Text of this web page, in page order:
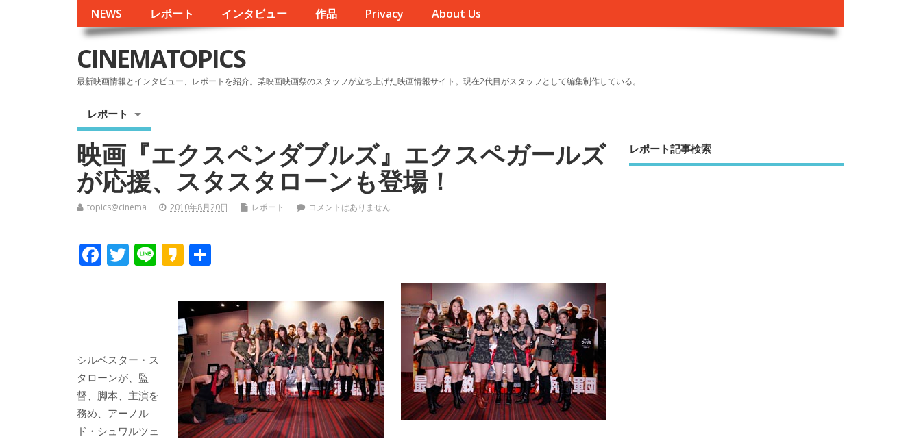
NEWS レポート インタビュー 作品 Privacy About Us
CINEMATOPICS
最新映画情報とインタビュー、レポートを紹介。某映画映画祭のスタッフが立ち上げた映画情報サイト。現在2代目がスタッフとして編集制作している。
レポート
映画『エクスペンダブルズ』エクスペガールズ
が応援、スタスタローンも登場！
topics@cinema 2010年8月20日 レポート コメントはありません
F
o
k
T Li K
k
a
o
シルベスター・ス
タローンが、監
督、脚本、主演を
務め、アーノル
ド・シュワルツェ
レポート記事検索